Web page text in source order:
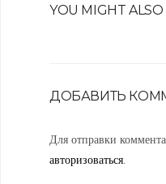
YOU MIGHT ALSO
ДОБАВИТЬ
Для отправки
авторизоваться.